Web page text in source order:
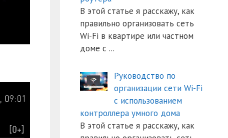
В этой статье я расскажу, как
правильно организовать сеть
Wi-Fi в квартире или частном
доме с ...
Руководство по
организации сети Wi-Fi
с использованием
контроллера умного дома
В этой статье я расскажу, как